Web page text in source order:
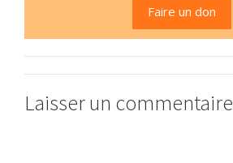
Faire un don
Laisser un commentaire